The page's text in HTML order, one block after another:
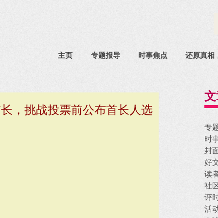
主页 专题报导 时事焦点 还原真相
，挑战投票前公布首长人选
专
时
封
好
读
社
评
活